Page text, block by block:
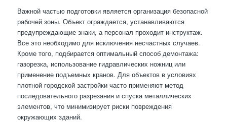
Важной частью подготовки является организация безопасной
рабочей зоны. Объект ограждается, устанавливаются
предупреждающие знаки, а персонал проходит инструктаж.
Все это необходимо для исключения несчастных случаев.
Кроме того, подбирается оптимальный способ демонтажа:
газорезка, использование гидравлических ножниц или
применение подъемных кранов. Для объектов в условиях
плотной городской застройки часто применяют метод
последовательного разрезания и спуска металлических
элементов, что минимизирует риски повреждения
окружающих зданий.